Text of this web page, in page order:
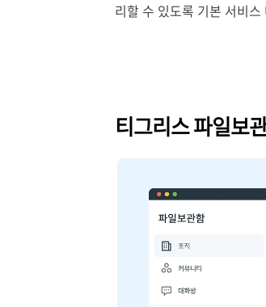
리할 수 있도록 기본 서비
티그리스 파일보